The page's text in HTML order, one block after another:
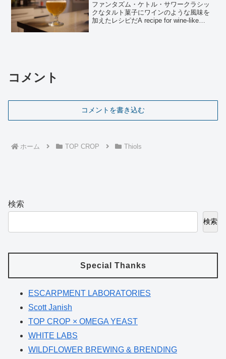
ファンタズム・ケトル・サワークラシッ
クなタルト菓子にワインのような風味を
加えたレシピだA recipe for wine-like
コメント
コメントを書き込む
ホーム TOP CROP Thiols
検索
検索
Special Thanks
ESCARPMENT LABORATORIES
Scott Janish
TOP CROP × OMEGA YEAST
WHITE LABS
WILDFLOWER BREWING & BRENDING